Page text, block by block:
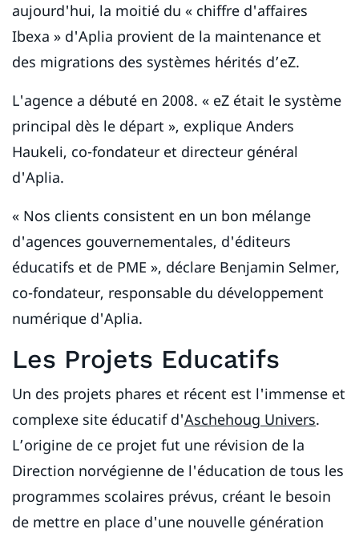
aujourd'hui, la moitié du « chiffre d'affaires
Ibexa » d'Aplia provient de la maintenance et
des migrations des systèmes hérités d’eZ.
L'agence a débuté en 2008. « eZ était le système
principal dès le départ », explique Anders
Haukeli, co-fondateur et directeur général
d'Aplia.
« Nos clients consistent en un bon mélange
d'agences gouvernementales, d'éditeurs
éducatifs et de PME », déclare Benjamin Selmer,
co-fondateur, responsable du développement
numérique d'Aplia.
Les Projets Educatifs
Un des projets phares et récent est l'immense et
complexe site éducatif d'Aschehoug Univers.
L’origine de ce projet fut une révision de la
Direction norvégienne de l'éducation de tous les
programmes scolaires prévus, créant le besoin
de mettre en place d'une nouvelle génération